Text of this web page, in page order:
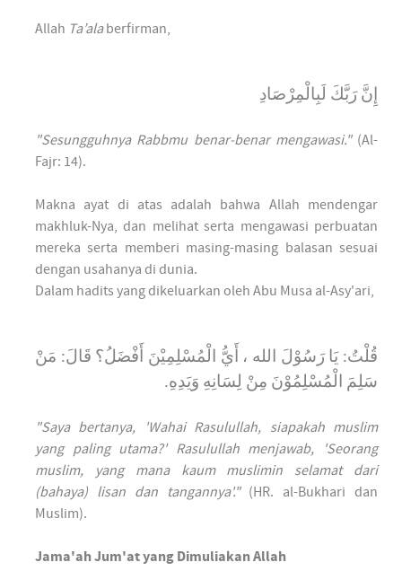
Allah Ta’alaberfirman,
إِنَّ رَبَّكَ لَبِالْمِرْصَادِ
"Sesungguhnya Rabbmu benar-benar mengawasi."(Al-
Fajr: 14).
Makna ayat di atas adalah bahwa Allah mendengar
makhluk-Nya, dan melihat serta mengawasi perbuatan
mereka serta memberi masing-masing balasan sesuai
dengan usahanya di dunia.
Dalam hadits yang dikeluarkan oleh Abu Musa al-Asy'ari,
قُلْتُ: يَا رَسُوْلَ الله ، أَيُّ الْمُسْلِمِيْنَ أَفْضَلُ؟ قَالَ: مَنْ
سَلِمَ الْمُسْلِمُوْنَ مِنْ لِسَانِهِ وَيَدِهِ.
"Saya bertanya, 'Wahai Rasulullah, siapakah muslim
yang paling utama?' Rasulullah menjawab, 'Seorang
muslim, yang mana kaum muslimin selamat dari
(bahaya) lisan dan tangannya'."(HR. al-Bukhari dan
Muslim).
Jama'ah Jum'at yang Dimuliakan Allah